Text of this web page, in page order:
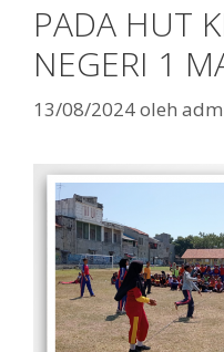
PADA HUT
NEGERI 1
13/08/2024oleh